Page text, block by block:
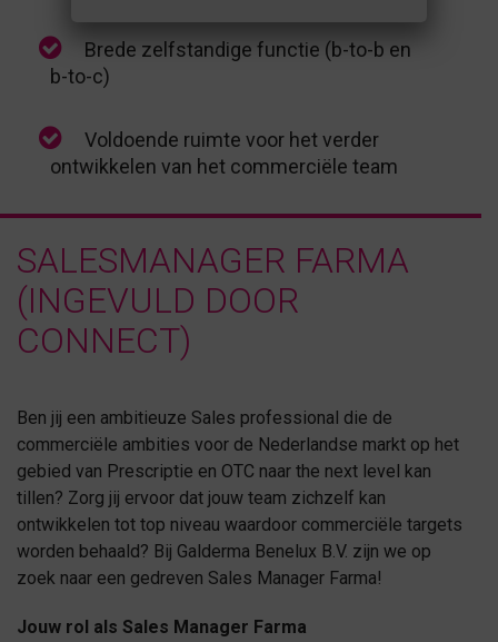
Brede zelfstandige functie (b-to-b en
b-to-c)
Voldoende ruimte voor het verder
ontwikkelen van het commerciële team
SALESMANAGER FARMA
(INGEVULD DOOR
CONNECT)
Ben jij een ambitieuze Sales professional die de
commerciële ambities voor de Nederlandse markt op het
gebied van Prescriptie en OTC naar the next level kan
tillen? Zorg jij ervoor dat jouw team zichzelf kan
ontwikkelen tot top niveau waardoor commerciële targets
worden behaald? Bij Galderma Benelux B.V. zijn we op
zoek naar een gedreven Sales Manager Farma!
Jouw rol als Sales Manager Farma